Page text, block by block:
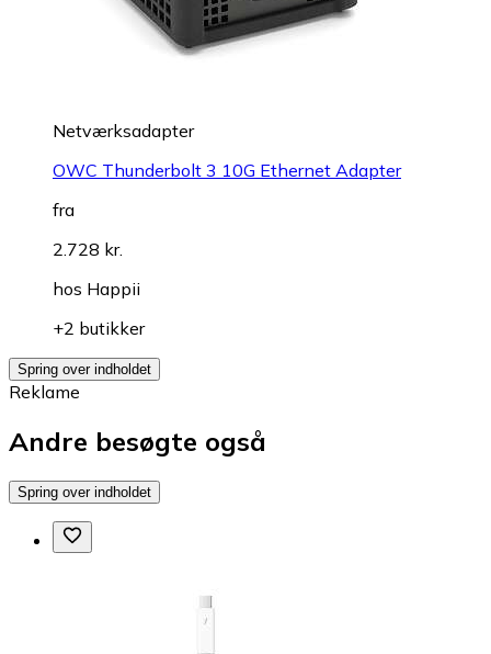
Netværksadapter
OWC Thunderbolt 3 10G Ethernet Adapter
fra
2.728 kr.
hos Happii
+2 butikker
Spring over indholdet
Reklame
Andre besøgte også
Spring over indholdet